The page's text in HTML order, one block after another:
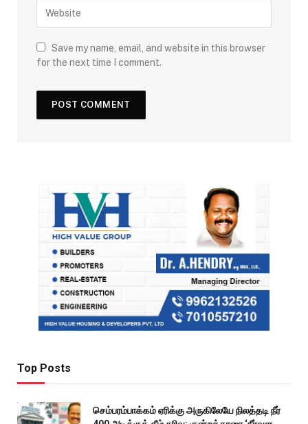
Save my name, email, and website in this browser
for the next time I comment.
Top Posts
செம்பரம்பாக்கம் ஏரிக்கு அருகிலேயே நிலத்தடி நீர்